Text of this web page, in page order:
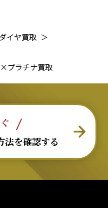
ダイヤ買取 ＞
プラチナ買取
法を確認する